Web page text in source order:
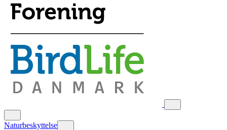
Naturbeskyttelse